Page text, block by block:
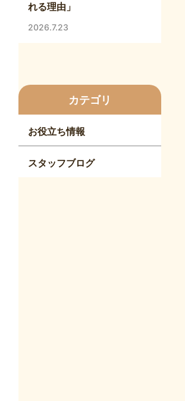
れる理由」
2026.7.23
カテゴリ
お役立ち情報
スタッフブログ